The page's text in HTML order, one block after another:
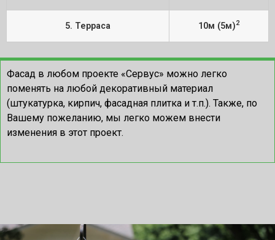
5. Терраса 10м (5м)2
Фасад в любом проекте «Сервус» можно легко
поменять на любой декоративный материал
(штукатурка, кирпич, фасадная плитка и т.п.). Также, по
Вашему пожеланию, мы легко можем внести
изменения в этот проект.